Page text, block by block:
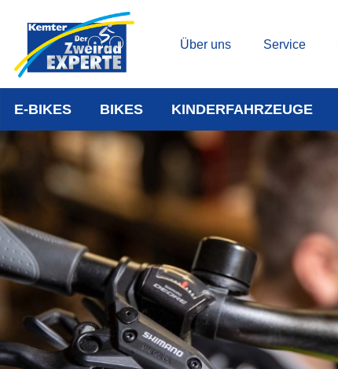
Über uns Service
E-BIKES BIKES KINDERFAHRZEUGE